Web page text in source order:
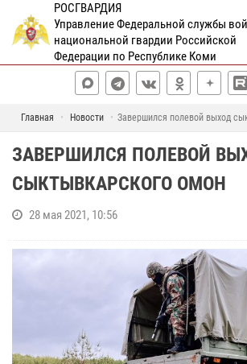
РОСГВАРДИЯ
Управление Федеральной службы
национальной гвардии Российской
Федерации по Республике Коми
Главная Новости Завершился полевой выход
ЗАВЕРШИЛСЯ ПОЛЕВОЙ
СЫКТЫВКАРСКОГО ОМОН
28 мая 2021, 10:56